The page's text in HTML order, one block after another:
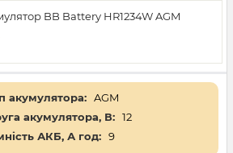
BB Battery HR1234W AGM
акумулятора: AGM
акумулятора, В: 12
АКБ, А год: 9